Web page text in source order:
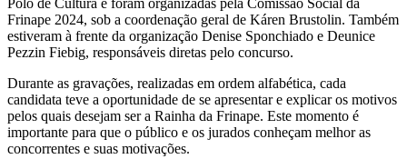
Pólo de Cultura e foram organizadas pela Comissão Social da
Frinape 2024, sob a coordenação geral de Káren Brustolin. Também
estiveram à frente da organização Denise Sponchiado e Deunice
Pezzin Fiebig, responsáveis diretas pelo concurso.
Durante as gravações, realizadas em ordem alfabética, cada
candidata teve a oportunidade de se apresentar e explicar os motivos
pelos quais desejam ser a Rainha da Frinape. Este momento é
importante para que o público e os jurados conheçam melhor as
concorrentes e suas motivações.